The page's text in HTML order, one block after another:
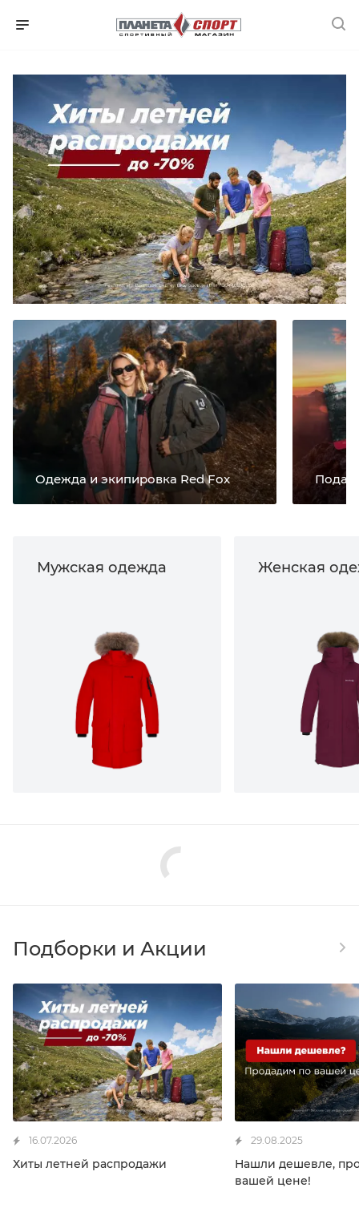
Одежда и экипировка Red Fox
Мужская одежда Женская
Подборки и Акции
16.07.2026
Хиты летней распродажи
29.08.2025
Нашли дешевле,
вашей цене!